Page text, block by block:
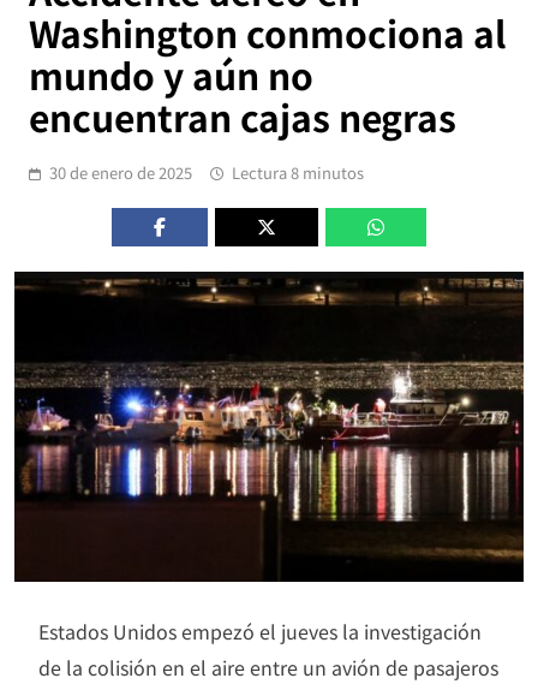
Washington conmociona al
mundo y aún no
encuentran cajas negras
30 de enero de 2025 Lectura 8 minutos
Estados Unidos empezó el jueves la investigación
de la colisión en el aire entre un avión de pasajeros